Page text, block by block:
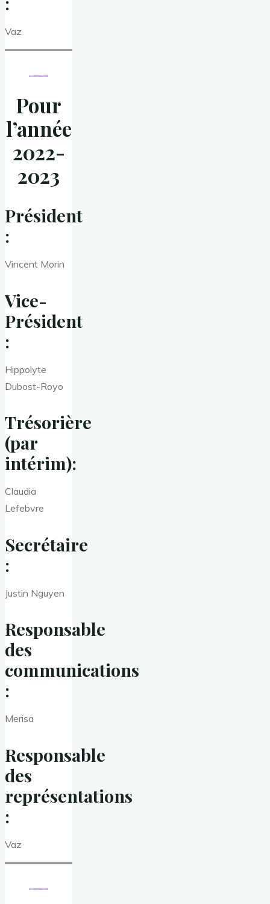
Vaz
Pour
l’année
2022-
2023
Président
:
Vincent Morin
Vice-
Président
:
Hippolyte
Dubost-Royo
Trésorière
(par
intérim):
Claudia
Lefebvre
Secrétaire
:
Justin Nguyen
Responsable
des
communications
:
Merisa
Responsable
des
représentations
:
Vaz